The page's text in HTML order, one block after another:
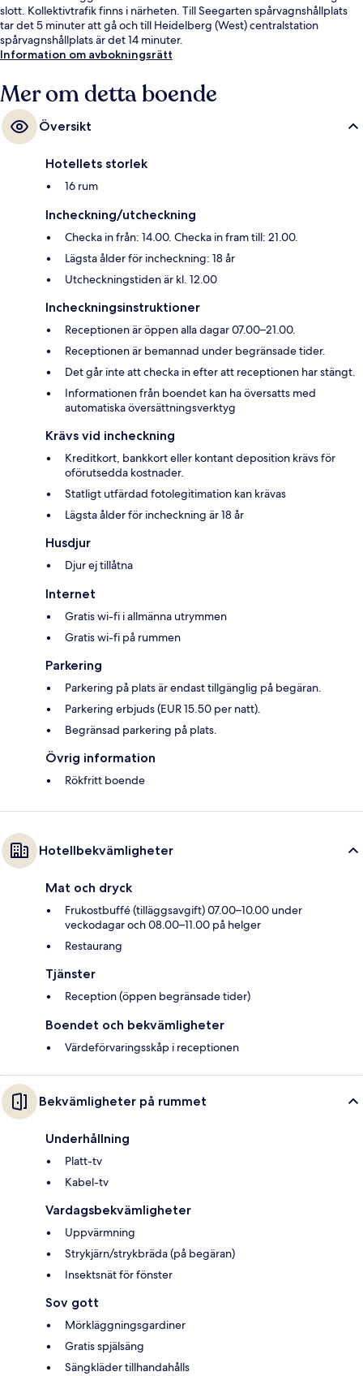
slott. Kollektivtrafik finns i närheten. Till Seegarten spårvagnshållplats
tar det 5 minuter att gå och till Heidelberg (West) centralstation
spårvagnshållplats är det 14 minuter.
Information om avbokningsrätt
Mer om detta boende
Översikt
Hotellets storlek
16 rum
Incheckning/utcheckning
Checka in från: 14.00. Checka in fram till: 21.00.
Lägsta ålder för incheckning: 18 år
Utcheckningstiden är kl. 12.00
Incheckningsinstruktioner
Receptionen är öppen alla dagar 07.00–21.00.
Receptionen är bemannad under begränsade tider.
Det går inte att checka in efter att receptionen har stängt.
Informationen från boendet kan ha översatts med
automatiska översättningsverktyg
Krävs vid incheckning
Kreditkort, bankkort eller kontant deposition krävs för
oförutsedda kostnader.
Statligt utfärdad fotolegitimation kan krävas
Lägsta ålder för incheckning är 18 år
Husdjur
Djur ej tillåtna
Internet
Gratis wi-fi i allmänna utrymmen
Gratis wi-fi på rummen
Parkering
Parkering på plats är endast tillgänglig på begäran.
Parkering erbjuds (EUR 15.50 per natt).
Begränsad parkering på plats.
Övrig information
Rökfritt boende
Hotellbekvämligheter
Mat och dryck
Frukostbuffé (tilläggsavgift) 07.00–10.00 under
veckodagar och 08.00–11.00 på helger
Restaurang
Tjänster
Reception (öppen begränsade tider)
Boendet och bekvämligheter
Värdeförvaringsskåp i receptionen
Bekvämligheter på rummet
Underhållning
Platt-tv
Kabel-tv
Vardagsbekvämligheter
Uppvärmning
Strykjärn/strykbräda (på begäran)
Insektsnät för fönster
Sov gott
Mörkläggningsgardiner
Gratis spjälsäng
Sängkläder tillhandahålls